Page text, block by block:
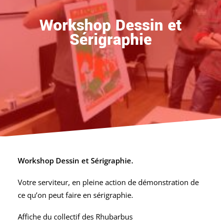
Workshop Dessin et
Sérigraphie
Workshop Dessin et Sérigraphie.
Votre serviteur, en pleine action de démonstration de
ce qu’on peut faire en sérigraphie.
Affiche du collectif des Rhubarbus